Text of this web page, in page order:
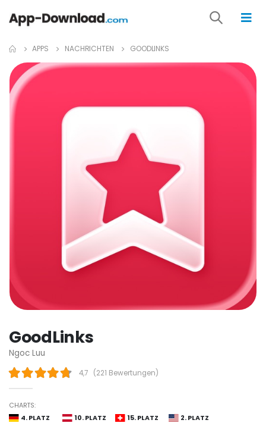
APPS NACHRICHTEN GOODLINKS
GoodLinks
Ngoc Luu
4,7 (221 Bewertungen)
CHARTS:
4. PLATZ
10. PLATZ 15. PLATZ
2. PLATZ